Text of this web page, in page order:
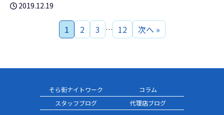
2019.12.19
1 2 3 … 12 次へ »
そら街ナイトワーク
コラム
スタッフブログ
代理店ブログ